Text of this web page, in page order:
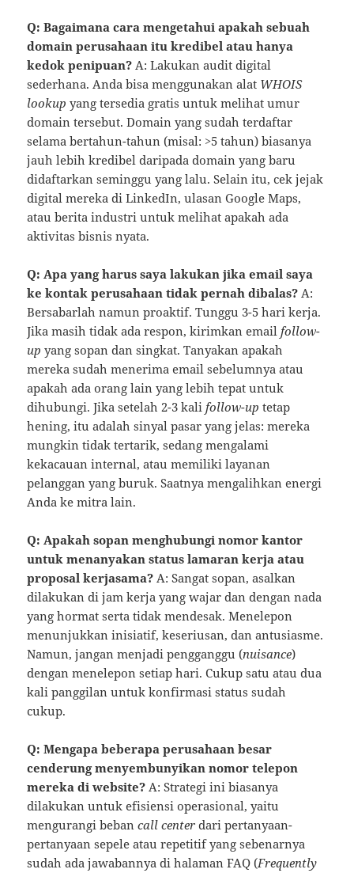
Q: Bagaimana cara mengetahui apakah sebuah
domain perusahaan itu kredibel atau hanya
kedok penipuan? A: Lakukan audit digital
sederhana. Anda bisa menggunakan alat WHOIS
lookup yang tersedia gratis untuk melihat umur
domain tersebut. Domain yang sudah terdaftar
selama bertahun-tahun (misal: >5 tahun) biasanya
jauh lebih kredibel daripada domain yang baru
didaftarkan seminggu yang lalu. Selain itu, cek jejak
digital mereka di LinkedIn, ulasan Google Maps,
atau berita industri untuk melihat apakah ada
aktivitas bisnis nyata.
Q: Apa yang harus saya lakukan jika email saya
ke kontak perusahaan tidak pernah dibalas? A:
Bersabarlah namun proaktif. Tunggu 3-5 hari kerja.
Jika masih tidak ada respon, kirimkan emailfollow-
up yang sopan dan singkat. Tanyakan apakah
mereka sudah menerima email sebelumnya atau
apakah ada orang lain yang lebih tepat untuk
dihubungi. Jika setelah 2-3 kalifollow-up tetap
hening, itu adalah sinyal pasar yang jelas: mereka
mungkin tidak tertarik, sedang mengalami
kekacauan internal, atau memiliki layanan
pelanggan yang buruk. Saatnya mengalihkan energi
Anda ke mitra lain.
Q: Apakah sopan menghubungi nomor kantor
untuk menanyakan status lamaran kerja atau
proposal kerjasama? A: Sangat sopan, asalkan
dilakukan di jam kerja yang wajar dan dengan nada
yang hormat serta tidak mendesak. Menelepon
menunjukkan inisiatif, keseriusan, dan antusiasme.
Namun, jangan menjadi pengganggu (nuisance)
dengan menelepon setiap hari. Cukup satu atau dua
kali panggilan untuk konfirmasi status sudah
cukup.
Q: Mengapa beberapa perusahaan besar
cenderung menyembunyikan nomor telepon
mereka di website? A: Strategi ini biasanya
dilakukan untuk efisiensi operasional, yaitu
mengurangi bebancall center dari pertanyaan-
pertanyaan sepele atau repetitif yang sebenarnya
sudah ada jawabannya di halaman FAQ (Frequently